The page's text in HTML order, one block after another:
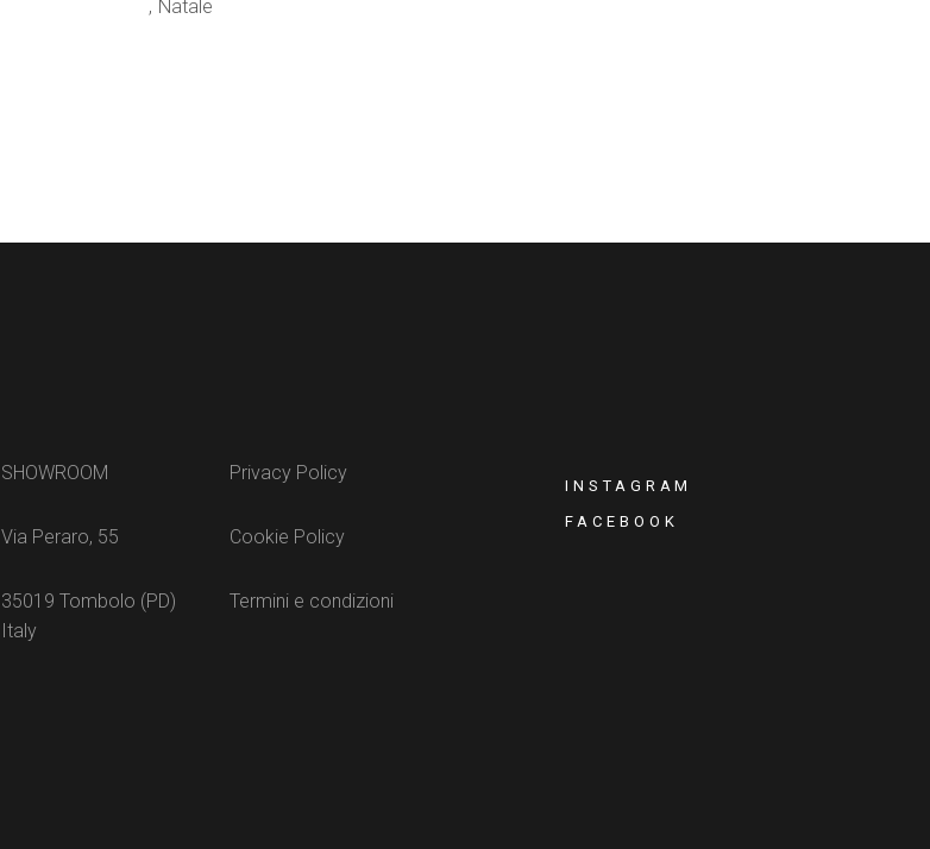
Natale
SHOWROOM
Via Peraro, 55
35019 Tombolo (PD)
Italy
Privacy Policy
Cookie Policy
Termini e condizioni
INSTAGRAM
FACEBOOK